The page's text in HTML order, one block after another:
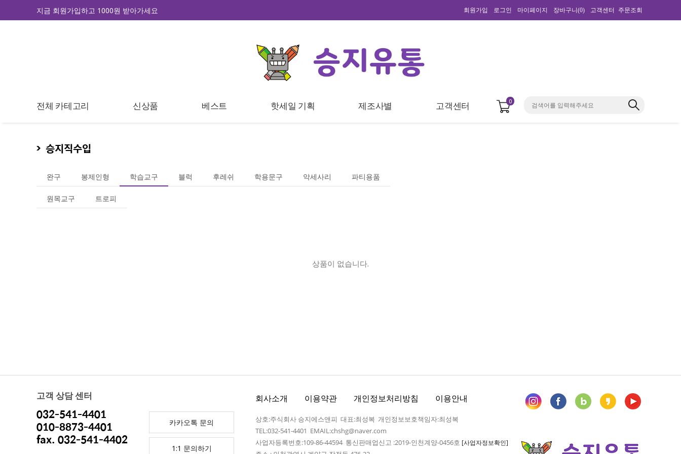
지금 회원가입하고 1000원 받아가세요 회원가입 로그인 마이페이지 장바구니(0) 고객센터 주문조회
전체 카테고리 신상품 베스트 핫세일 기획 제조사별 고객센터 0
승지직수입
완구 봉제인형 학습교구 블럭 후레쉬 학용문구 악세사리 파티용품
원목교구 트로피
상품이 없습니다.
고객 상담 센터
032-541-4401
010-8873-4401
fax. 032-541-4402
카카오톡 문의
1:1 문의하기
회사소개 이용약관 개인정보처리방침 이용안내
상호:주식회사 승지에스앤피 대표:최성복 개인정보보호책임자:최성복
TEL:032-541-4401 EMAIL:chshg@naver.com
사업자등록번호:109-86-44594 통신판매업신고 :2019-인천계양-0456호 [사업자정보확인]